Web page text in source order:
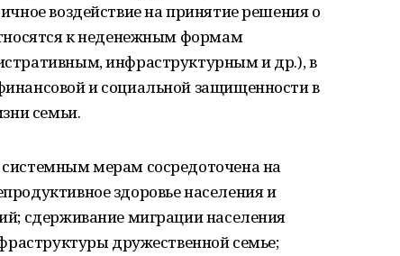
воздействие на принятие решения о
к неденежным формам
инфраструктурным и др.), в
и социальной защищенности в
семьи.
мерам сосредоточена на
здоровье населения и
сдерживание миграции населения
дружественной семье;